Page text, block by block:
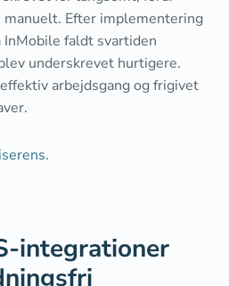
manuelt. Efter implementering
faldt svartiden
underskrevet hurtigere.
arbejdsgang og frigivet
.
integrationer